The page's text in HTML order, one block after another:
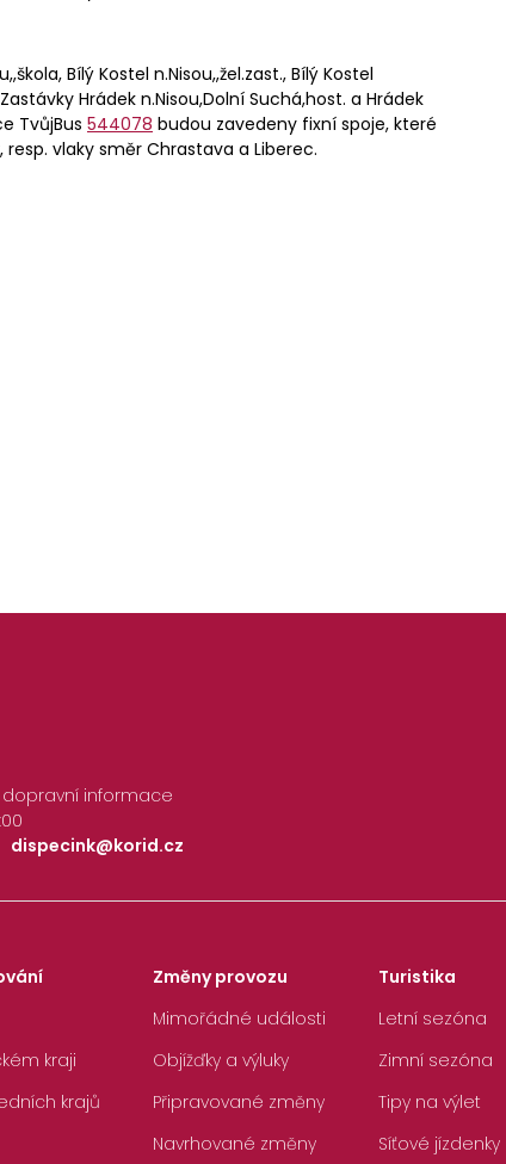
Bílý Kostel n.Nisou,,žel.zast., Bílý Kostel
Hrádek n.Nisou,Dolní Suchá,host. a Hrádek
TvůjBus 544078 budou zavedeny fixní spoje, které
vlaky směr Chrastava a Liberec.
informace
dispecink@korid.cz
kraji
krajů
Změny provozu
Mimořádné události
Objížďky a výluky
Připravované změny
Navrhované změny
Turistika
Letní sezóna
Zimní sezóna
Tipy na výlet
Síťové jízdenky